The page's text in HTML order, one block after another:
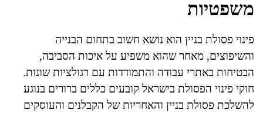
משפטיות
פינוי פסולת בניין הוא נושא חשוב בתחום הבנייה
והשיפוצים, מאחר שהוא משפיע על איכות הסביבה,
הבטיחות באתרי עבודה והתמודדות עם רגולציות שונות.
חוקי פינוי הפסולת בישראל קובעים כללים ברורים בנוגע
להשלכת פסולת בניין והאחריות של הקבלנים והעוסקים